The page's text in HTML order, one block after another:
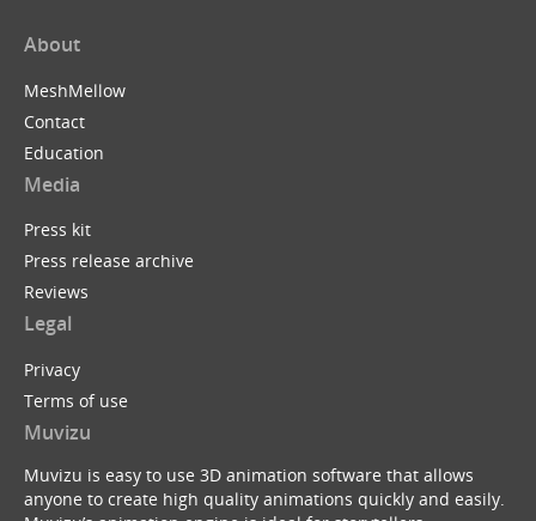
About
MeshMellow
Contact
Education
Media
Press kit
Press release archive
Reviews
Legal
Privacy
Terms of use
Muvizu
Muvizu is easy to use 3D animation software that allows
anyone to create high quality animations quickly and easily.